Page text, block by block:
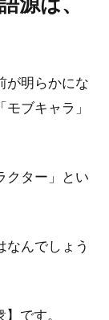
が明らかにな
ブキャラ」
クター」とい
なんでしょう
です。